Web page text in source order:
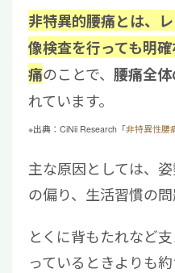
非特異的腰痛とは、
像検査を行っても明
痛のことで、 腰痛全
れています。
※出典：CiNii Research「非特異性腰
主な原因としては、
の偏り、生活習慣の問
とくに背もたれなど
っているときよりも